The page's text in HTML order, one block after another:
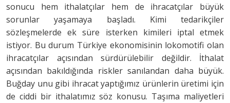
sonucu hem ithalatçılar hem de ihracatçılar büyük
sorunlar yaşamaya başladı. Kimi tedarikçiler
sözleşmelerde ek süre isterken kimileri iptal etmek
istiyor. Bu durum Türkiye ekonomisinin lokomotifi olan
ihracatçılar açısından sürdürülebilir değildir. İthalat
açısından bakıldığında riskler sanılandan daha büyük.
Buğday unu gibi ihracat yaptığımız ürünlerin üretimi için
de ciddi bir ithalatımız söz konusu. Taşıma maliyetleri